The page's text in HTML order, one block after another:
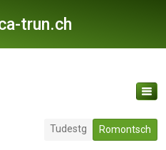
trun.ch
Tudestg Romontsch